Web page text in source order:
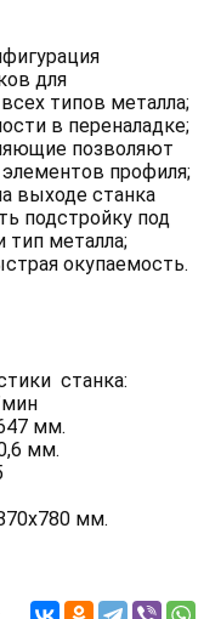
для
типов металла;
в переналадке;
позволяют
профиля;
выходе станка
подстройку под
металла;
окупаемость.
станка:
мм.
мм.
мм.